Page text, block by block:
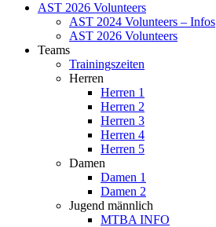
AST 2026 Volunteers
AST 2024 Volunteers – Infos
AST 2026 Volunteers
Teams
Trainingszeiten
Herren
Herren 1
Herren 2
Herren 3
Herren 4
Herren 5
Damen
Damen 1
Damen 2
Jugend männlich
MTBA INFO